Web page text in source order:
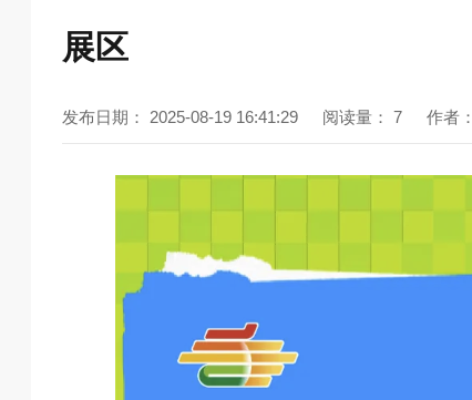
展区
发布日期： 2025-08-19 16:41:29 阅读量： 7 作者：